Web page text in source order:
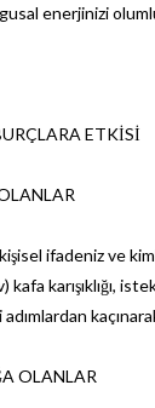
enerjinizi
ETKİSİ
ifadeniz ve
karışıklığı,
OLANLAR